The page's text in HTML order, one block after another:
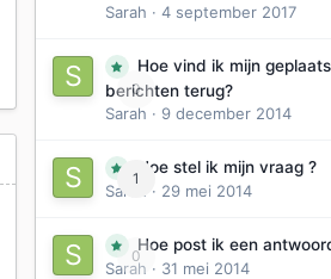
Sarah · 4 september 2017
0
Hoe vind ik mijn
berichten terug?
Sarah · 9 december 2014
1
Hoe stel ik mijn vraag ?
Sarah
· 29 mei 2014
0
Hoe post ik een
Sarah · 31 mei 2014